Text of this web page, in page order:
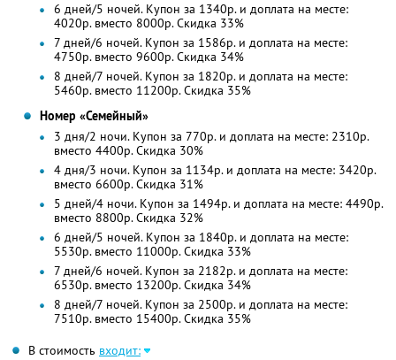
6 дней/5 ночей. Купон за 1340р. и доплата на месте:
4020р. вместо 8000р. Скидка 33%
7 дней/6 ночей. Купон за 1586р. и доплата на месте:
4750р. вместо 9600р. Скидка 34%
8 дней/7 ночей. Купон за 1820р. и доплата на месте:
5460р. вместо 11200р. Скидка 35%
Номер «Семейный»
3 дня/2 ночи. Купон за 770р. и доплата на месте: 2310р.
вместо 4400р.Скидка 30%
4 дня/3 ночи. Купон за 1134р. и доплата на месте: 3420р.
вместо 6600р.Скидка 31%
5 дней/4 ночи. Купон за 1494р. и доплата на месте: 4490р.
вместо 8800р. Скидка 32%
6 дней/5 ночей. Купон за 1840р. и доплата на месте:
5530р. вместо 11000р. Скидка 33%
7 дней/6 ночей. Купон за 2182р. и доплата на месте:
6530р. вместо 13200р. Скидка 34%
8 дней/7 ночей. Купон за 2500р. и доплата на месте:
7510р. вместо 15400р. Скидка 35%
В стоимость входит: